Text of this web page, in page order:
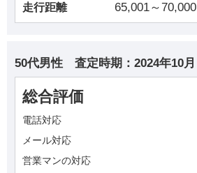
走行距離 65,001～70,000
50代男性 査定時期： 2024年10月
総合評価
電話対応
メール対応
営業マンの対応